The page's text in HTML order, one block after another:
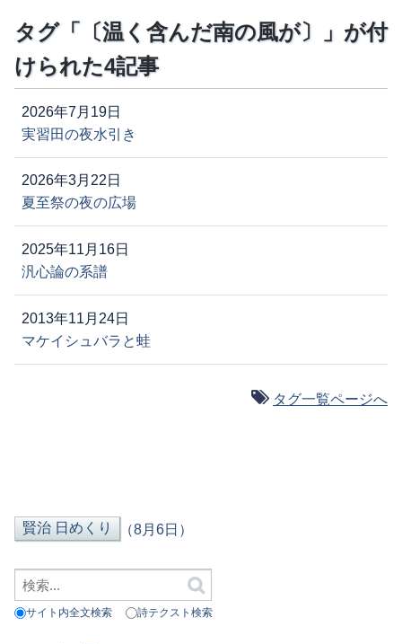
タグ「〔温く含んだ南の風が〕」が付
けられた4記事
2026年7月19日
実習田の夜水引き
2026年3月22日
夏至祭の夜の広場
2025年11月16日
汎心論の系譜
2013年11月24日
マケイシュバラと蛙
タグ一覧ページへ
（8月6日）
サイト内全文検索 詩テクスト検索